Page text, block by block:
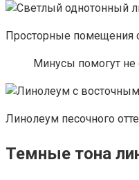
Просторные помещения
Минусы помогут
Линолеум песочного
Темные тона